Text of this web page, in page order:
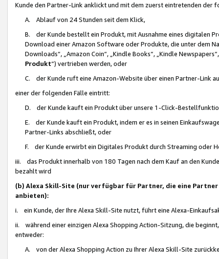
Kunde den Partner-Link anklickt und mit dem zuerst eintretenden der
A. Ablauf von 24 Stunden seit dem Klick,
B. der Kunde bestellt ein Produkt, mit Ausnahme eines digitalen
Download einer Amazon Software oder Produkte, die unter dem
Downloads“, „Amazon Coin“, „Kindle Books“, „Kindle
Produkt“) vertrieben werden, oder
C. der Kunde ruft eine Amazon-Website über einen Partner-Link
einer der folgenden Fälle eintritt:
D. der Kunde kauft ein Produkt über unsere 1-Click-
E. der Kunde kauft ein Produkt, indem er es in seinen
Partner-Links abschließt, oder
F. der Kunde erwirbt ein Digitales Produkt durch Streaming oder
iii. das Produkt innerhalb von 180 Tagen nach dem Kauf an den
bezahlt wird
(b) Alexa Skill-Site (nur verfügbar für Partner, die eine
anbieten):
i. ein Kunde, der Ihre Alexa Skill-Site nutzt, führt eine Alexa-
ii. während einer einzigen Alexa Shopping Action-Sitzung, die
entweder:
A. von der Alexa Shopping Action zu Ihrer Alexa Skill-Site